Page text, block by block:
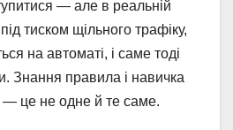
— але в реальній
тиском щільного трафіку,
на автоматі, і саме тоді
Знання правила і навичка
— це не одне й те саме.